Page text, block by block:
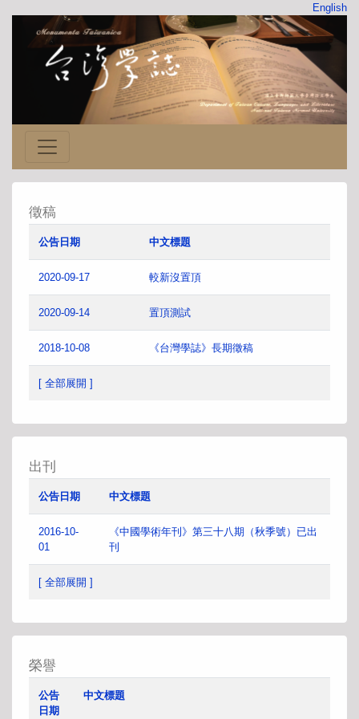
English
徵稿
公告日期 中文標題
2020-09-17 較新沒置頂
2020-09-14 置頂測試
2018-10-08 《台灣學誌》長期徵稿
[ 全部展開 ]
出刊
公告日期 中文標題
2016-10-
01
《中國學術年刊》第三十八期（秋季號）已出
刊
[ 全部展開 ]
榮譽
公告
日期
中文標題